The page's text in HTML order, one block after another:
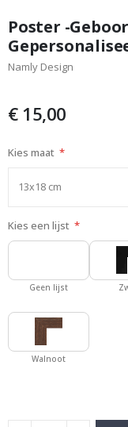
het
begin
van
gallerij
Poster -
Namly Design
€ 15,00
Kies maat
Kies een lijst
Geen lijst
Walnoot